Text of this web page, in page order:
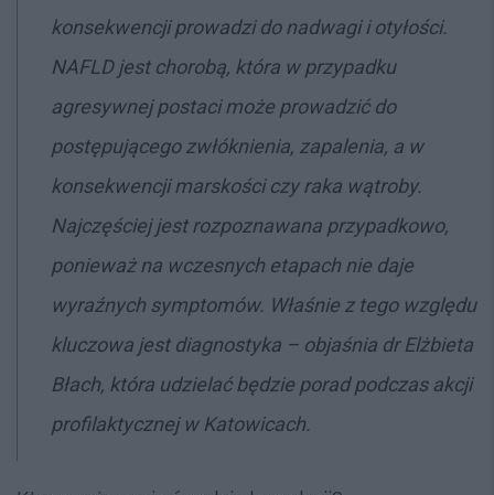
konsekwencji prowadzi do nadwagi i otyłości.
NAFLD jest chorobą, która w przypadku
agresywnej postaci może prowadzić do
postępującego zwłóknienia, zapalenia, a w
konsekwencji marskości czy raka wątroby.
Najczęściej jest rozpoznawana przypadkowo,
ponieważ na wczesnych etapach nie daje
wyraźnych symptomów. Właśnie z tego względu
kluczowa jest diagnostyka – objaśnia dr Elżbieta
Błach, która udzielać będzie porad podczas akcji
profilaktycznej w Katowicach.